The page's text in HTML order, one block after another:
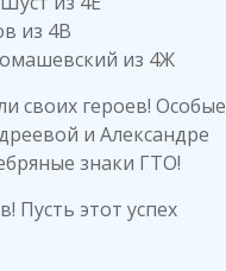
из 4В
из 4Ж
своих героев! Особые
и Александре
знаки ГТО!
Пусть этот успех